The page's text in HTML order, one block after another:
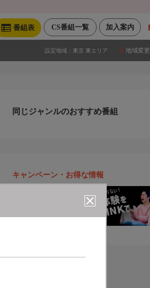
加入案内
CS番組一覧
番組表
設定地域： 東京 東エリア 地域変更
同じジャンルのおすすめ番組
キャンペーン・お得な情報